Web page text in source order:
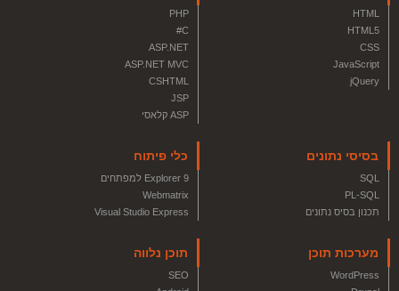
HTML
HTML5
CSS
JavaScript
jQuery
PHP
C#
ASP.NET
ASP.NET MVC
CSHTML
JSP
ASP קלאסי
בסיסי נתונים
SQL
PL-SQL
תכנון בסיס נתונים
כלי פיתוח
Explorer 9 למפתחים
Webmatrix
Visual Studio Express
מערכות תוכן
WordPress
תוכן נלווה
SEO